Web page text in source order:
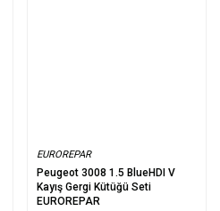
EUROREPAR
Peugeot 3008 1.5 BlueHDI V
Kayış Gergi Kütüğü Seti
EUROREPAR